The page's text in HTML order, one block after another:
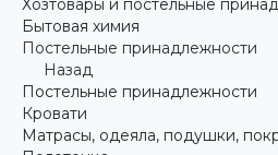
Бытовая химия
Постельные принадлежности
Назад
Постельные принадлежности
Кровати
Матрасы, одеяла, подушки,